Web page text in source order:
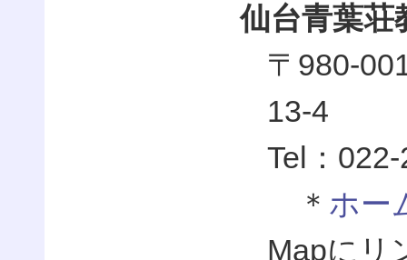
仙台青葉荘
〒980-
13-4
Tel：
＊ ホー
Mapにリ